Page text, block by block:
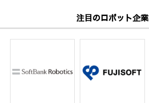
注目のロボット企業